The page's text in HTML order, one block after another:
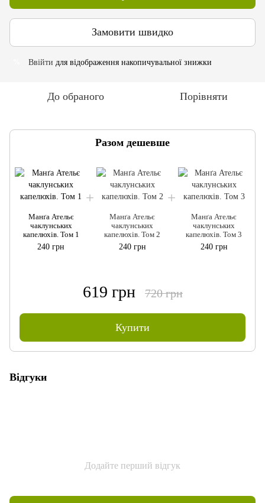
Замовити швидко
Ввійти для відображення накопичувальної знижки
До обраного Порівняти
Разом дешевше
Манґа Ательє
чаклунських
капелюхів. Том 1
240 грн
Манґа Ательє
чаклунських
капелюхів. Том 2
240 грн
Манґа Ательє
чаклунських
капелюхів. Том 3
240 грн
619 грн 720 грн
Купити
Відгуки
Додайте перший відгук